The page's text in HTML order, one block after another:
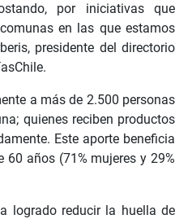
por iniciativas que
en las que estamos
presidente del directorio
a más de 2.500 personas
quienes reciben productos
Este aporte beneficia
60 años (71% mujeres y 29%
logrado reducir la huella de